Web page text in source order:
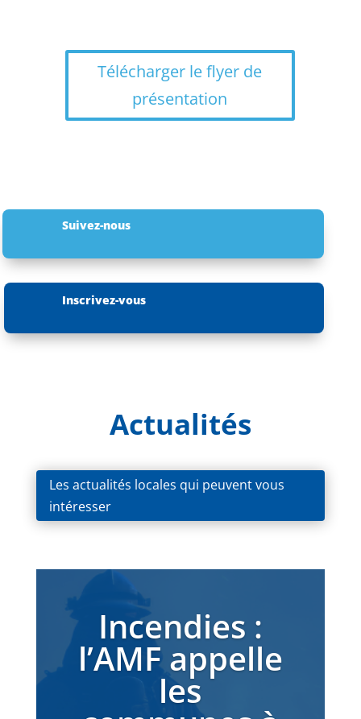
Télécharger le flyer de
présentation
Suivez-nous
Inscrivez-vous
Actualités
Les actualités locales qui peuvent vous
intéresser
Incendies :
l’AMF appelle
les